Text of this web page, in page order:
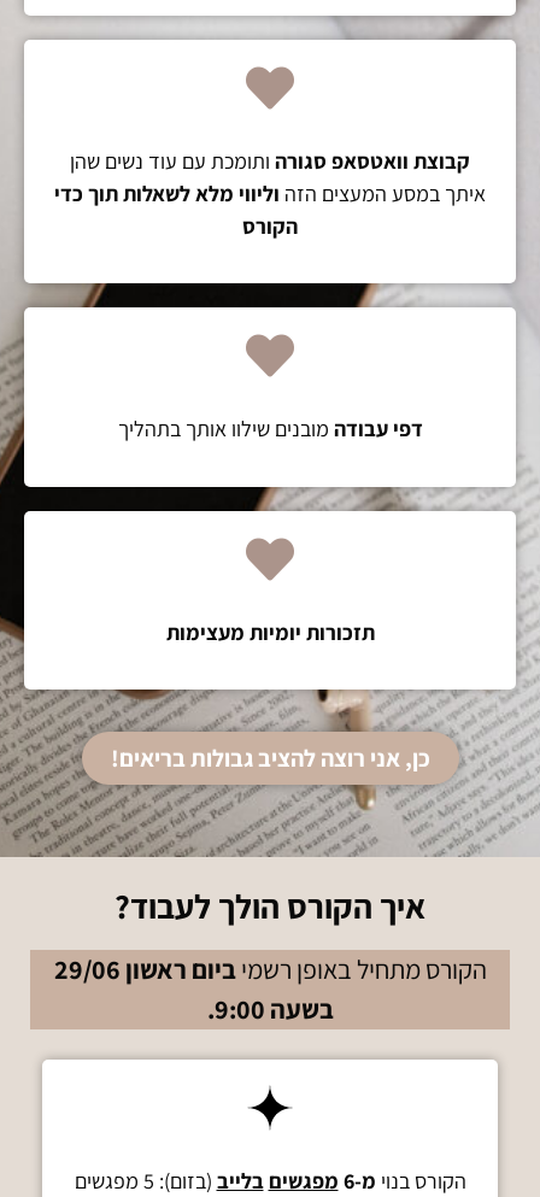
קבוצת וואטסאפ סגורה ותומכת עם עוד נשים שהן
איתך במסע המעצים הזה וליווי מלא לשאלות תוך כדי
הקורס
דפי עבודה מובנים שילוו אותך בתהליך
תזכורות יומיות מעצימות
כן, אני רוצה להציב גבולות בריאים!
איך הקורס הולך לעבוד?
הקורס מתחיל באופן רשמי
ביום ראשון 29/06
בשעה 9:00.
הקורס בנוי מ-6 מפגשים בלייב
(בזום): 5 מפגשים